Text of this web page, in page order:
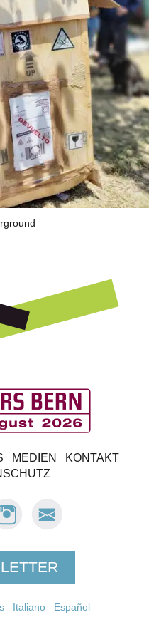
B
u
s
e
r
MEDIEN
KONTAKT
E-
MAIL
BERN
Italiano Español